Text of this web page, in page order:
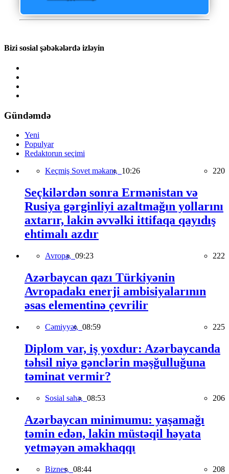
Bizi sosial şəbəkələrdə izləyin
Gündəmdə
Yeni
Populyar
Redaktorun seçimi
Keçmiş Sovet məkanı, 10:26 220
Seçkilərdən sonra Ermənistan və
Rusiya gərginliyi azaltmağın yollarını
axtarır, lakin əvvəlki ittifaqa qayıdış
ehtimalı azdır
Avropa, 09:23 222
Azərbaycan qazı Türkiyənin
Avropadakı enerji ambisiyalarının
əsas elementinə çevrilir
Cəmiyyət, 08:59 225
Diplom var, iş yoxdur: Azərbaycanda
təhsil niyə gənclərin məşğulluğuna
təminat vermir?
Sosial sahə, 08:53 206
Azərbaycan minimumu: yaşamağı
təmin edən, lakin müstəqil həyata
yetməyən əməkhaqqı
Biznes, 08:44 208